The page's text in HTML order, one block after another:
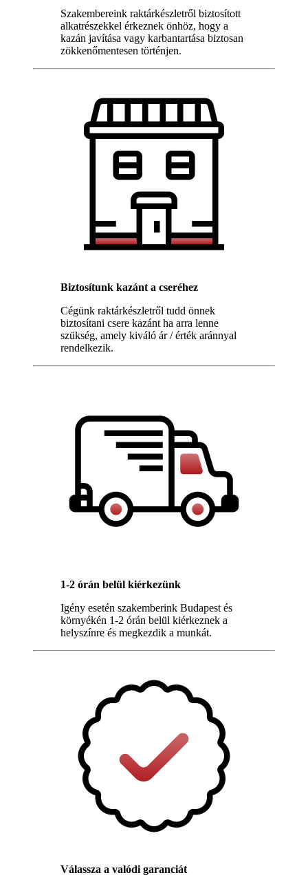
Szakembereink raktárkészletről biztosított
alkatrészekkel érkeznek önhöz, hogy a
kazán javítása vagy karbantartása biztosan
zökkenőmentesen történjen.
Biztosítunk kazánt a cseréhez
Cégünk raktárkészletről tudd önnek
biztosítani csere kazánt ha arra lenne
szükség, amely kiváló ár / érték aránnyal
rendelkezik.
1-2 órán belül kiérkezünk
Igény esetén szakemberink Budapest és
környékén 1-2 órán belül kiérkeznek a
helyszínre és megkezdik a munkát.
Válassza a valódi garanciát